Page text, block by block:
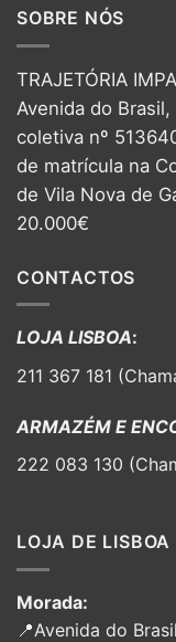
SOBRE NÓS
TRAJETÓRIA
Avenida do
coletiva nº
de matrícula na
de Vila Nova de
20.000€
CONTACTOS
LOJA LISBOA:
211 367 181
ARMAZÉM E
222 083 130
LOJA DE LISBOA
Morada:
📍Avenida do